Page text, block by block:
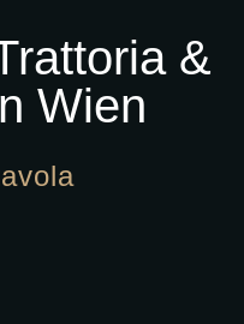
&
Wien